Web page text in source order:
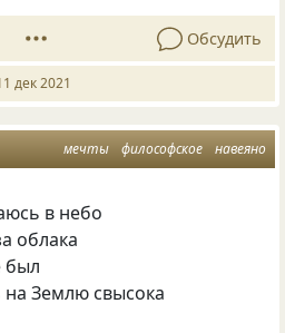
Обсудить
дек 2021
мечты философское навеяно
в небо
облака
был
Землю свысока